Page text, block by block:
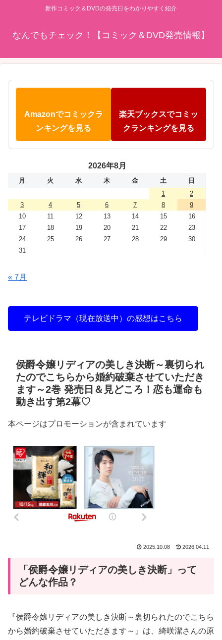
新作コミック＆DVDの発売日をわかりやすく紹介
なんでもチェック！【コミック＆DVD発売情報】
Amazonでコミックラ
ンキングを見る
楽天ブックスでコミッ
クランキングを見る
2026年8月
月 火 水 木 金 土
日
1
2
3
4 5 6 7 8
9
10
11 12 13 14 15
16
17
18 19 20 21 22
23
24
25 26 27 28 29
30
31
« 7月
テレビドラマ（現在放送中）の感想はこちら
侯爵令嬢リディアの美しき決断～裏切られ
たのでこちらから婚約破棄させていただき
ます～2巻 発売日＆見どころ！恋も運命も
動き出す第2幕♡
本ページはプロモーションが含まれています
2025.10.08 2026.04.11
「侯爵令嬢リディアの美しき決断」って
どんな作品？
『侯爵令嬢リディアの美しき決断～裏切られたのでこちら
から婚約破棄させていただきます～』は、綺咲潔さんの原